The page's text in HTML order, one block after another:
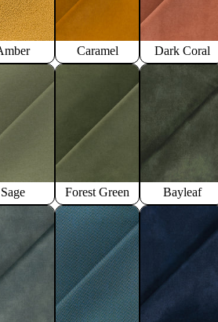
Caramel Dark Coral
Sage Forest Green Bayleaf